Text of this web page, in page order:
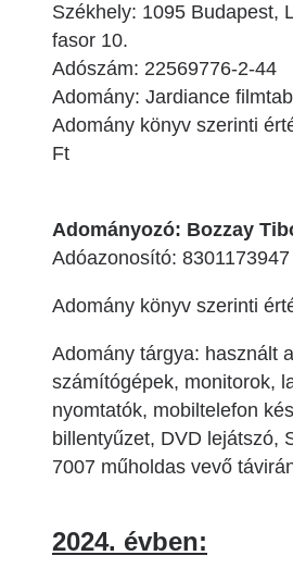
Székhely: 1095 Budapest,
fasor 10.
Adószám: 22569776-2-44
Adomány: Jardiance
Adomány könyv szerinti
Ft
Adományozó: Bozzay
Adóazonosító: 8301173947
Adomány könyv szerinti
Adomány tárgya: használt
számítógépek, monitorok,
nyomtatók, mobiltelefon
billentyűzet, DVD lejátszó,
7007 műholdas vevő
2024. évben: